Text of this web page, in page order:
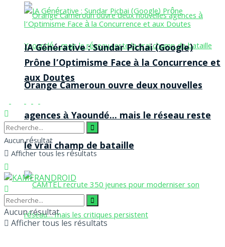
Orange Cameroun ouvre deux nouvelles
agences à Yaoundé… mais le réseau reste
le vrai champ de bataille
IA Générative : Sundar Pichai (Google)
Prône l’Optimisme Face à la Concurrence et
aux Doutes
Aucun résultat
Afficher tous les résultats
Aucun résultat
Afficher tous les résultats